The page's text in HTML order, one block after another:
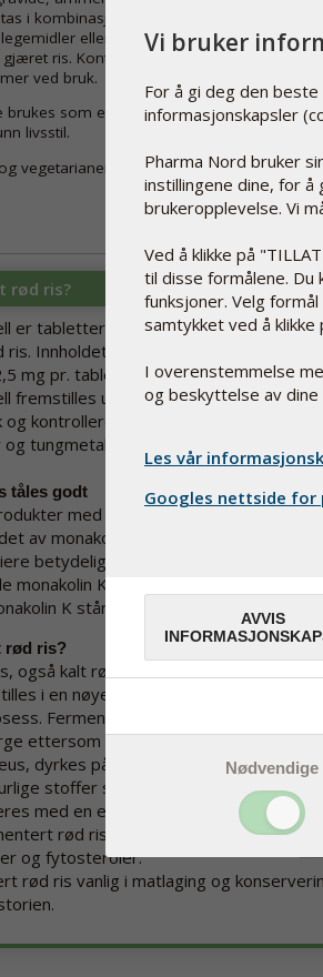
i kombinasjon med
eller andre produkter
ris. Kontakt lege hvis det
ved bruk.
brukes som erstatning for en
livsstil.
vegetarianere.
sollys.
rød ris?
er tabletter som inneholder 83.3 mg
Innholdet av monakolin K er
mg pr. tablett.
fremstilles under streng farmasøytisk
og kontrolleres for miljøgifter som citrinin,
tungmetaller.
tåles godt
med fermentert rød ris generelt
av monakolin K i produkter med rød
betydelig. Visse produkter inneholder
monakolin K. Det er derfor viktig å
K står på esken.
rød ris?
også kalt rød gjæret ris, er et rødlilla
i en nøye utført
Fermentert rød ris får sin
ettersom en spesiell type gjær,
dyrkes på risen. Fermentert rød
stoffer som kalles monakoliner
med en egen bokstav slik som
rød ris inneholder dessuten
og fytosteroler.
rød ris vanlig i matlaging og
Vi bruker
For å gi deg den
informasjonskapsler
Pharma Nord bruker
instillingene dine, for å
brukeropplevelse. Vi
Ved å klikke på
til disse formålene. Du
funksjoner. Velg
samtykket ved å
I overenstemmelse
og beskyttelse av dine
Les vår
Googles nettside for
AVVIS
Nødvendige